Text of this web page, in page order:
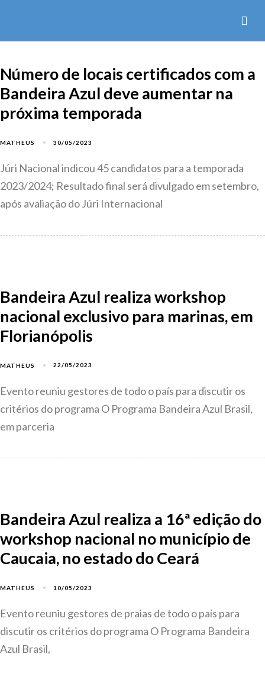
Número de locais certificados com a
Bandeira Azul deve aumentar na
próxima temporada
MATHEUS 30/05/2023
Júri Nacional indicou 45 candidatos para a temporada
2023/2024; Resultado final será divulgado em setembro,
após avaliação do Júri Internacional
Bandeira Azul realiza workshop
nacional exclusivo para marinas, em
Florianópolis
MATHEUS 22/05/2023
Evento reuniu gestores de todo o país para discutir os
critérios do programa O Programa Bandeira Azul Brasil,
em parceria
Bandeira Azul realiza a 16ª edição do
workshop nacional no município de
Caucaia, no estado do Ceará
MATHEUS 10/05/2023
Evento reuniu gestores de praias de todo o país para
discutir os critérios do programa O Programa Bandeira
Azul Brasil,